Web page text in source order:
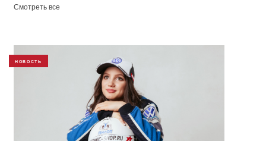
Смотреть все
НОВОСТЬ